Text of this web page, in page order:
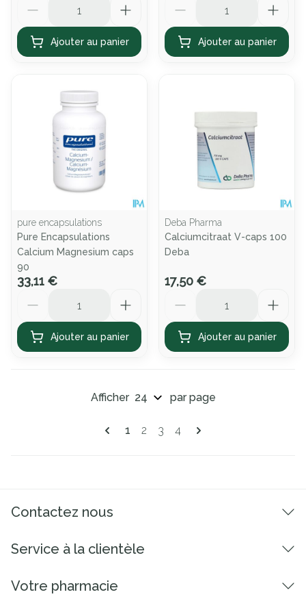
Ajouter au panier Ajouter au panier
pure encapsulations
Pure Encapsulations
Calcium Magnesium caps
90
33,11 €
Ajouter au panier
Deba Pharma
Calciumcitraat V-caps 100
Deba
17,50 €
Ajouter au panier
Pages
Vous lisez actuellement la page
1 Page
2 Page
3 Page
4
Afficher par page
Contactez nous
Service à la clientèle
Votre pharmacie